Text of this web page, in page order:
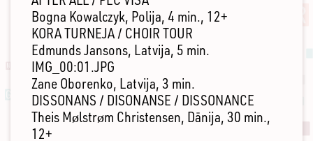
Bogna Kowalczyk, Polija, 4 min., 12+
KORA TURNEJA / CHOIR TOUR
Edmunds Jansons, Latvija, 5 min.
IMG_00:01.JPG
Zane Oborenko, Latvija, 3 min.
DISSONANS / DISONANSE / DISSONANCE
Theis Mølstrøm Christensen, Dānija, 30 min.,
12+